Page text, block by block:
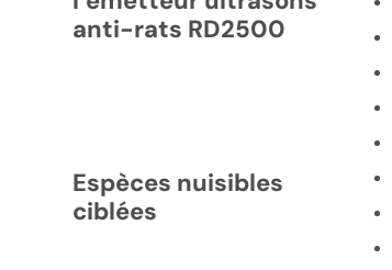
anti-rats RD2500
Espèces nuisibles
ciblées